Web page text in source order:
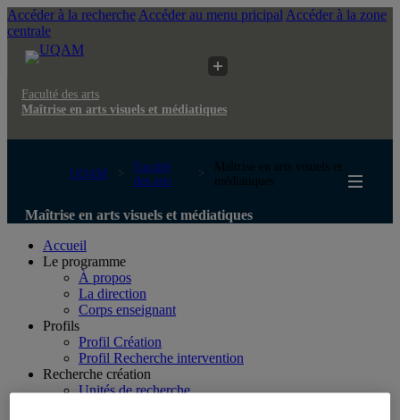
Accéder à la recherche Accéder au menu pricipal Accéder à la zone
centrale
Faculté des arts
Maîtrise en arts visuels et médiatiques
UQAM
Faculté
des arts
Maîtrise en arts visuels et
médiatiques
Maîtrise en arts visuels et médiatiques
Accueil
Le programme
À propos
La direction
Corps enseignant
Profils
Profil Création
Profil Recherche intervention
Recherche création
Unités de recherche